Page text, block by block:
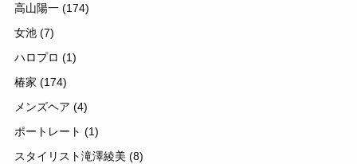
高山陽一 (174)
女池 (7)
ハロプロ (1)
椿家 (174)
メンズヘア (4)
ポートレート (1)
スタイリスト滝澤綾美 (8)